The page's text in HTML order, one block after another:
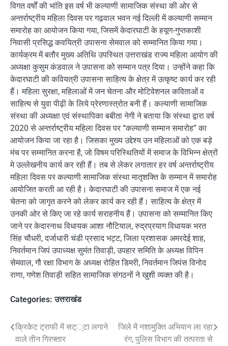
विगत वर्षों की भांति इस वर्ष भी कल्याणी सामाजिक संस्था की ओर से
अन्तर्राष्ट्रीय महिला दिवस पर गढ़वाल भवन नई दिल्ली में कल्याणी सम्मान
समारोह का आयोजन किया गया, जिसमें केदारघाटी के हयूण-गुप्तकाशी
निवासी प्रसिद्ध कवयित्री उपासना सेमवाल को सम्मानित किया गया।
कार्यक्रम में बतौर मुख्य अतिथि उपस्थित उत्तराखंड राज्य महिला आयोग की
अध्यक्षा कुसुम कंडवाल ने उपासना को सम्मान पत्र दिया। उन्होंने कहा कि
केदारघाटी की कवियत्री उपासना साहित्य के क्षेत्र में उत्कृष्ट कार्य कर रही
हैं। महिला सुरक्षा, महिलाओं में जन चेतना और मोटिवेशनल कविताओं व
साहित्य से युवा पीढ़ी के लिये प्रेरणास्त्रोत बनी हैं। कल्याणी सामाजिक
संस्था की अध्यक्षा एवं संस्थापिका बबीता नेगी ने बताया कि संस्था द्वारा वर्ष
2020 से अन्तर्राष्ट्रीय महिला दिवस पर “कल्याणी सम्मान समारोह” का
आयोजन किया जा रहा है। जिसका मुख्य उद्देश्य उन महिलाओं को एक बड़े
मंच पर सम्मानित करना है, जो विषम परिस्थितियों में समाज के विभिन्न क्षेत्रों
मे उल्लेखनीय कार्य कर रही हैं। तब से लेकर लगातार हर वर्ष अन्तर्राष्ट्रीय
महिला दिवस पर कल्याणी सामाजिक संस्था मातृशक्ति के सम्मान में समारोह
आयोजित करती आ रही है। केदारघाटी की उपासना समाज में एक नई
चेतना को जागृत करने को लेकर कार्य कर रही हैं। साहित्य के क्षेत्र में
उनकी ओर से किए जा रहे कार्य सराहनीय हैं। उपासना को सम्मानित किए
जाने पर केदारनाथ विधायक आशा नौटियाल, रुद्रप्रयाग विधायक भरत
सिंह चौधरी, दर्जाधारी चंडी प्रसाद भट्ट, जिला प्रशासक अमरदेई शाह,
निवर्तमान जिपं उपाध्यक्ष सुमंत तिवाड़ी, उपहार समिति के अध्यक्ष विपिन
सेमवाल, गौ रक्षा विभाग के अध्यक्ष रोहित डिमरी, निवर्तमान जिपंस विनोद
राणा, गणेश तिवाड़ी सहित सामाजिक संगठनों ने खुशी व्यक्त की है।
Categories:उत्तराखंड
Post
क्रिकेट ट्राफी में सट््टा लगाने
वाले तीन गिरफ्तार
जिले में नशामुक्ति अभियान ला रहा
रंग, पुलिस विभाग की तत्परता से